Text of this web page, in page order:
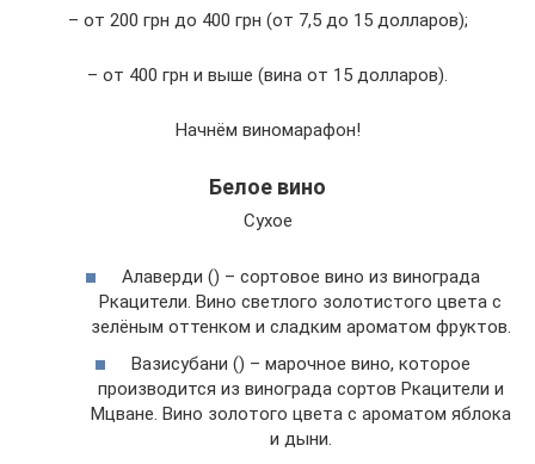
– от 200 грн до 400 грн (от 7,5 до 15 долларов);
– от 400 грн и выше (вина от 15 долларов).
Начнём виномарафон!
Белое вино
Сухое
Алаверди () – сортовое вино из винограда
Ркацители. Вино светлого золотистого цвета с
зелёным оттенком и сладким ароматом фруктов.
Вазисубани () – марочное вино, которое
производится из винограда сортов Ркацители и
Мцване. Вино золотого цвета с ароматом яблока
и дыни.